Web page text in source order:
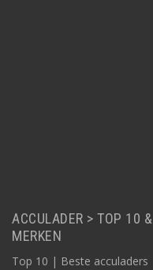
ACCULADER > TOP 10 &
MERKEN
Top 10 | Beste acculaders